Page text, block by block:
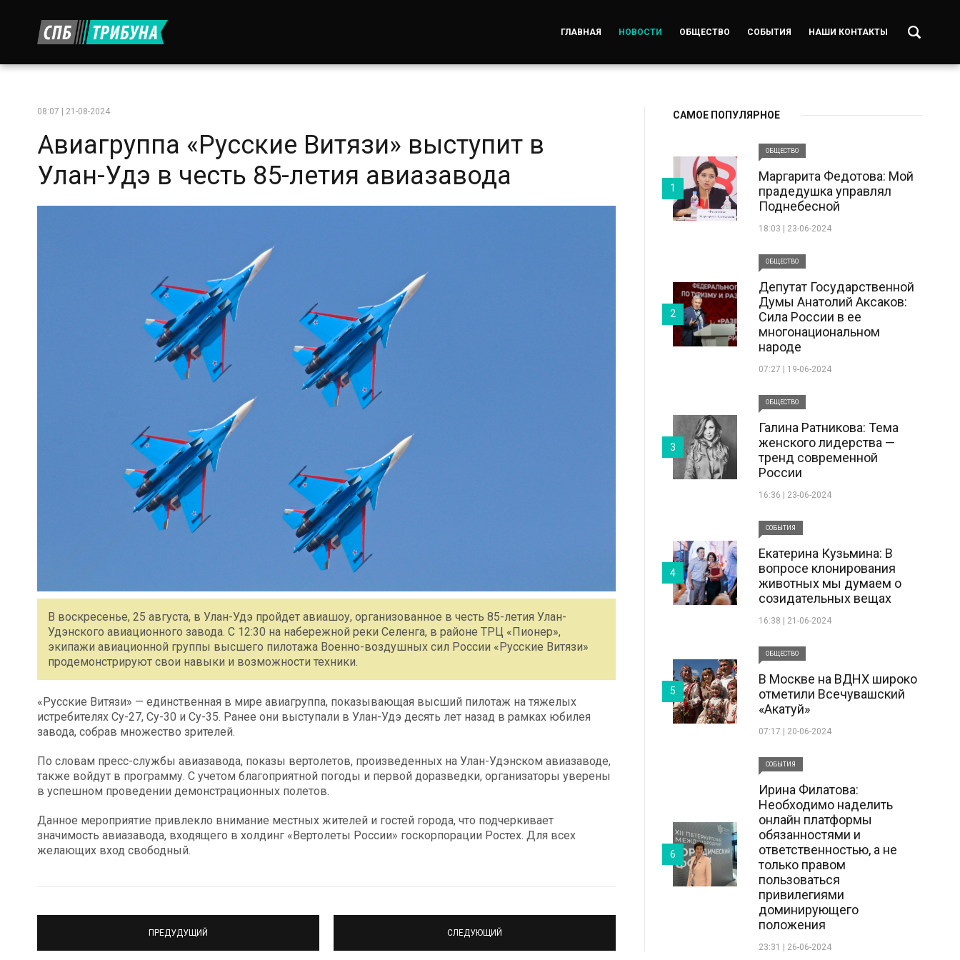
ГЛАВНАЯ НОВОСТИ ОБЩЕСТВО СОБЫТИЯ НАШИ КОНТАКТЫ
08:07 | 21-08-2024
Авиагруппа «Русские Витязи» выступит в
Улан-Удэ в честь 85-летия авиазавода
В воскресенье, 25 августа, в Улан-Удэ пройдет авиашоу, организованное в честь 85-летия Улан-
Удэнского авиационного завода. С 12:30 на набережной реки Селенга, в районе ТРЦ «Пионер»,
экипажи авиационной группы высшего пилотажа Военно-воздушных сил России «Русские Витязи»
продемонстрируют свои навыки и возможности техники.
«Русские Витязи» — единственная в мире авиагруппа, показывающая высший пилотаж на тяжелых
истребителях Су-27, Су-30 и Су-35. Ранее они выступали в Улан-Удэ десять лет назад в рамках юбилея
завода, собрав множество зрителей.
По словам пресс-службы авиазавода, показы вертолетов, произведенных на Улан-Удэнском авиазаводе,
также войдут в программу. С учетом благоприятной погоды и первой доразведки, организаторы уверены
в успешном проведении демонстрационных полетов.
Данное мероприятие привлекло внимание местных жителей и гостей города, что подчеркивает
значимость авиазавода, входящего в холдинг «Вертолеты России» госкорпорации Ростех. Для всех
желающих вход свободный.
ПРЕДУДУЩИЙ СЛЕДУЮЩИЙ
САМОЕ ПОПУЛЯРНОЕ
ОБЩЕСТВО
Маргарита Федотова: Мой
прадедушка управлял
Поднебесной
18:03 | 23-06-2024
1
ОБЩЕСТВО
Депутат Государственной
Думы Анатолий Аксаков:
Сила России в ее
многонациональном
народе
07:27 | 19-06-2024
2
ОБЩЕСТВО
Галина Ратникова: Тема
женского лидерства —
тренд современной
России
16:36 | 23-06-2024
3
СОБЫТИЯ
Екатерина Кузьмина: В
вопросе клонирования
животных мы думаем о
созидательных вещах
16:38 | 21-06-2024
4
ОБЩЕСТВО
В Москве на ВДНХ широко
отметили Всечувашский
«Акатуй»
07:17 | 20-06-2024
5
СОБЫТИЯ
Ирина Филатова:
Необходимо наделить
онлайн платформы
обязанностями и
ответственностью, а не
только правом
пользоваться
привилегиями
доминирующего
положения
23:31 | 26-06-2024
6